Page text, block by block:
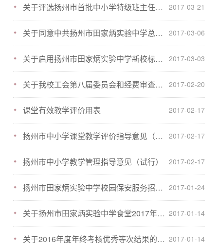
关于评选扬州市首批中小学特级班主任的通知 2017-03-21
关于同意中共扬州市田家炳实验中学总支部委员会换届选举结果的批复 2017-03-06
关于启用扬州市田家炳实验中学新校标的公告 2017-03-03
关于我校工会第八届委员会和经费审查委员会选举结果的批复 2017-02-20
课堂有效教学评价用表 2017-02-17
扬州市中小学课堂教学评价指导意见（试行） 2017-02-17
扬州市中小学教学管理指导意见（试行） 2017-02-17
扬州市田家炳实验中学校园保安服务招标书 2017-01-24
关于扬州市田家炳实验中学食堂2017年食材供应商招标的通告 2017-01-14
关于2016年度年终考核优秀等次结果的公示 2017-01-14